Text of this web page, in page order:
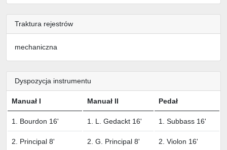
Traktura rejestrów
mechaniczna
Dyspozycja instrumentu
Manuał I Manuał II Pedał
1. Bourdon 16' 1. L. Gedackt 16' 1. Subbass 16'
2. Principal 8' 2. G. Principal 8' 2. Violon 16'